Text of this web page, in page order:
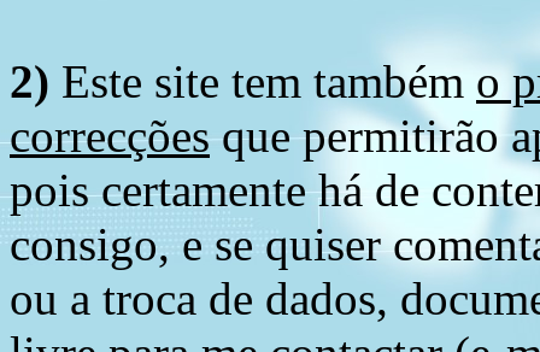
2) Este site tem também o
correcçõesque permitirão
pois certamente há de
consigo, e se quiser
ou a troca de dados,